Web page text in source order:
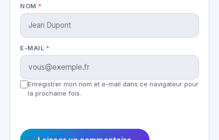
NOM *
E-MAIL *
Enregistrer mon nom et e-mail dans ce navigateur pour
la prochaine fois.